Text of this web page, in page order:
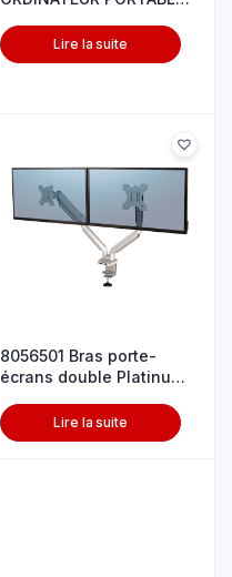
Lire la suite
8056501 Bras porte-
écrans double Platinum
Lire la suite